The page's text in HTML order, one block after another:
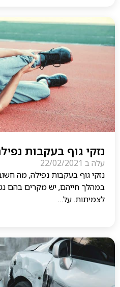
נזקי גוף בעקבות
עלה ב 22/02/2021
נזקי גוף בעקבות נפילה, מה
במהלך חייהם, יש מקרים בהם
לצמיתות. על…